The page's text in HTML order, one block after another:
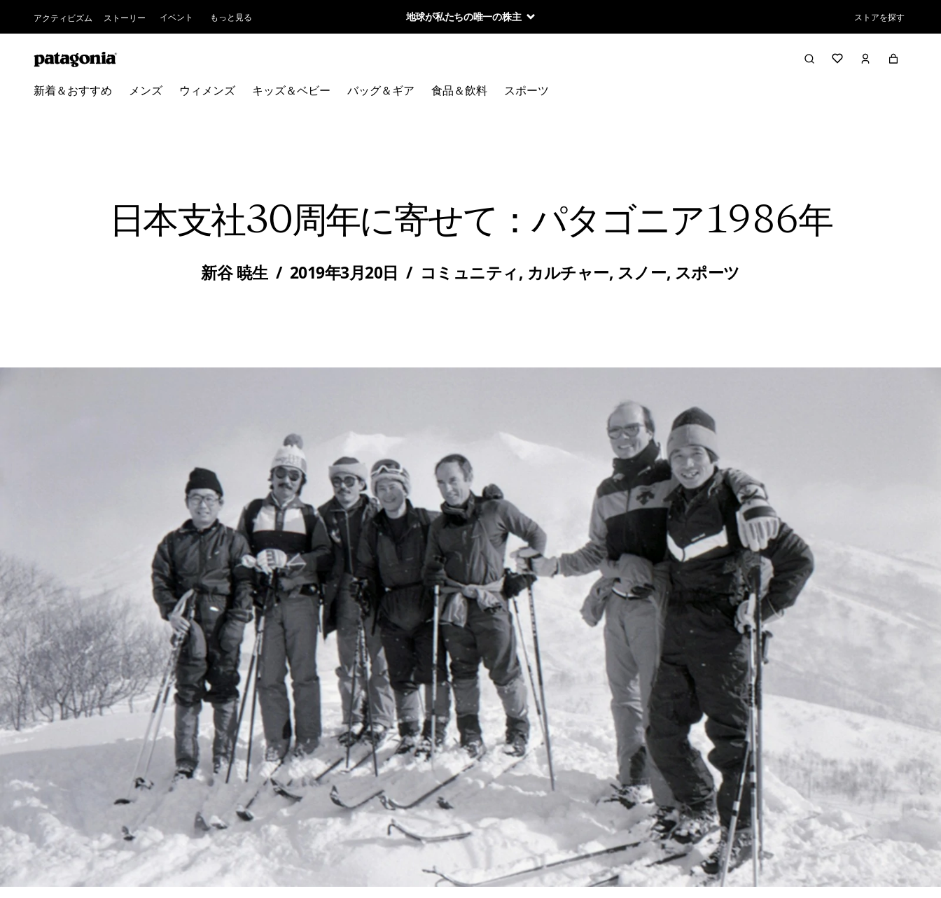
アクティビズム ストーリー イベント もっと見る 地球が私たちの唯一の株主 ストアを探す
新着＆おすすめ メンズ ウィメンズ キッズ＆ベビー バッグ＆ギア 食品＆飲料 スポーツ
日本支社30周年に寄せて：パタゴニア1986年
新谷 暁生 / 2019年3月20日 / コミュニティ, カルチャー, スノー, スポーツ